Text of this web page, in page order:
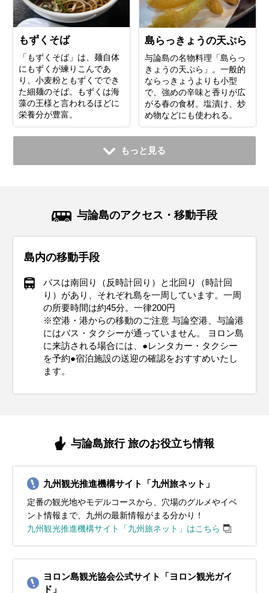
もずくそば
「もずくそば」は、麺自体
にもずくが練りこんであ
り、小麦粉ともずくででき
た細麺のそば。もずくは海
藻の王様と言われるほどに
栄養分が豊富。
島らっきょうの天ぷら
与論島の名物料理「島らっ
きょうの天ぷら」。一般的
ならっきょうよりも小型
で、強めの辛味と香りが広
がる春の食材。塩漬け、炒
め物などにも使われる。
もっと見る
与論島のアクセス・移動手段
島内の移動手段
バスは南回り（反時計回り）と北回り（時計回
り）があり、それぞれ島を一周しています。一周
の所要時間は約45分。一律200円
※空港・港からの移動のご注意 与論空港、与論港
にはバス・タクシーが通っていません。 ヨロン島
に来訪される場合には、●レンタカー・タクシー
を予約●宿泊施設の送迎の確認をおすすめいたし
ます。
与論島旅行 旅のお役立ち情報
九州観光推進機構サイト「九州旅ネット」
定番の観光地やモデルコースから、穴場のグルメやイベ
ント情報まで、九州の最新情報がまる分かり！
九州観光推進機構サイト「九州旅ネット」はこちら
ヨロン島観光協会公式サイト「ヨロン観光ガイ
ド」